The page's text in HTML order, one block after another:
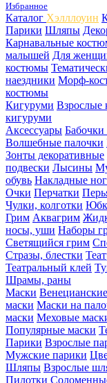
Избранное
Каталог Хэлллоуин
Парики Шляпы
Карнавальные
малышей Для
костюмы
наездники Морф-
костюмы
Кигуруми Взрослые
кигуруми
Аксессуары Бабочки
Волшебные палочки
Зонты декоративные
подвески Лысины
обувь Накладные
Очки Перчатки
Чулки, колготки
Грим Аквагрим
носы, уши Наборы
Светящийся грим
Стразы, блестки
Театральный клей
Шрамы, раны
Маски
маски Маски на
маски Меховые
Популярные маски
Парики Взрослые
Мужские парики
Шляпы Взрослые
Пилотки